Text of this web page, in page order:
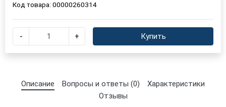
Описание Вопросы и ответы (0)
Характеристики
Отзывы
Код товара: 00000260314
- + Купить